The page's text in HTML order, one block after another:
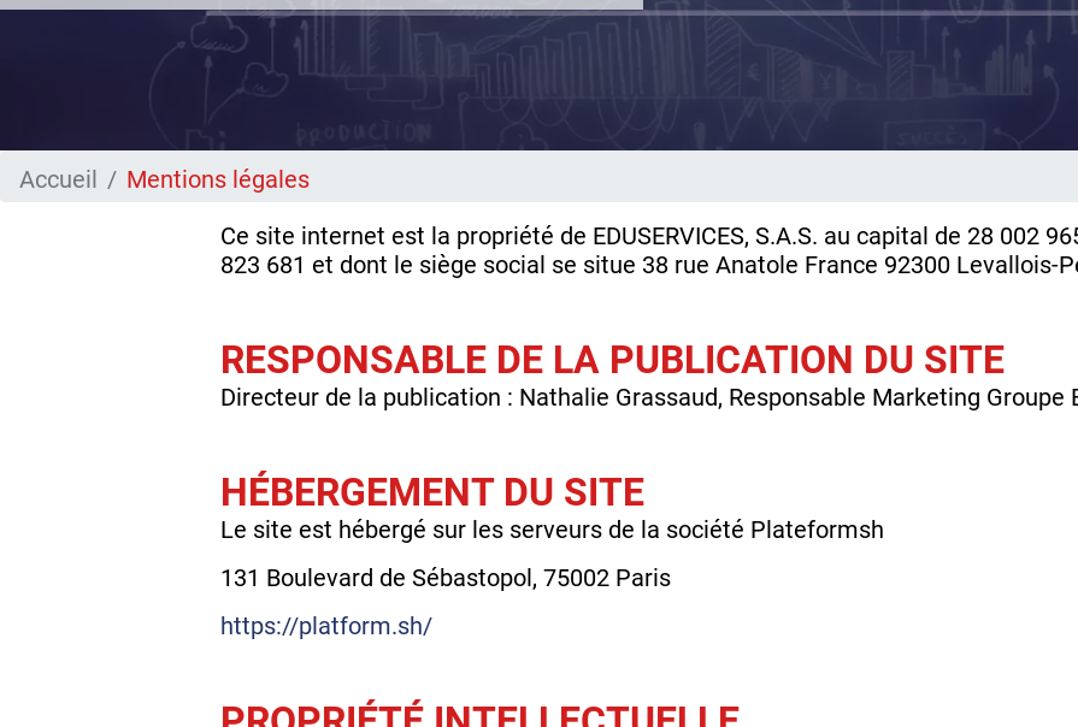
Accueil
Mentions légales
Ce site internet est la propriété de EDUSERVICES, S.A.S. au capital de 28 002
823 681 et dont le siège social se situe 38 rue Anatole France 92300 Levallois-
RESPONSABLE DE LA PUBLICATION DU SITE
Directeur de la publication : Nathalie Grassaud, Responsable Marketing Groupe
HÉBERGEMENT DU SITE
Le site est hébergé sur les serveurs de la société Plateformsh
131 Boulevard de Sébastopol, 75002 Paris
https://platform.sh/